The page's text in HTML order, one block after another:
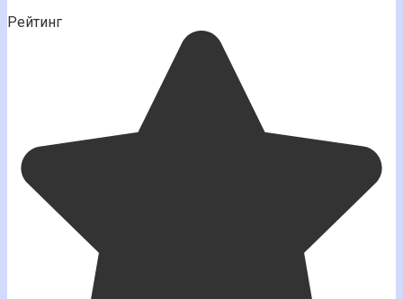
Рейтинг